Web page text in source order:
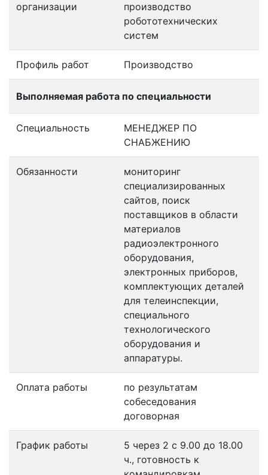
организации
производство
робототехнических
систем
Профиль работ Производство
Выполняемая работа по специальности
Специальность
МЕНЕДЖЕР ПО
СНАБЖЕНИЮ
Обязанности
мониторинг
специализированных
сайтов, поиск
поставщиков в области
материалов
радиоэлектронного
оборудования,
электронных приборов,
комплектующих деталей
для телеинспекции,
специального
технологического
оборудования и
аппаратуры.
Оплата работы
по результатам
собеседования
договорная
График работы
5 через 2 с 9.00 до 18.00
ч., готовность к